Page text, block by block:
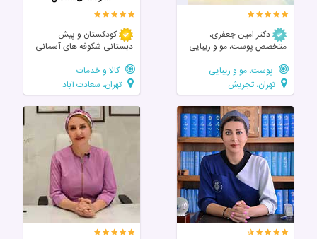
دکتر امین جعفری،
متخصص پوست، مو و زیبایی
پوست، مو و زیبایی
تهران، تجریش
کودکستان و پیش
دبستانی شکوفه های آسمانی
کالا و خدمات
تهران، سعادت آباد